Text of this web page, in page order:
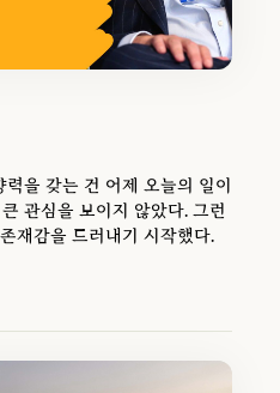
을 갖는 건 어제 오늘의 일이
관심을 보이지 않았다. 그런
재감을 드러내기 시작했다.